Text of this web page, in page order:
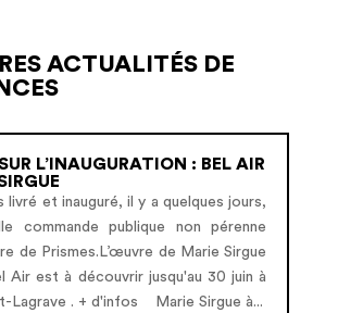
ACTUALITÉS DE
L’INAUGURATION : BEL AIR
livré et inauguré, il y a quelques jours,
commande publique non pérenne
de Prismes.L’œuvre de Marie Sirgue
Air est à découvrir jusqu'au 30 juin à
Lagrave . + d'infos Marie Sirgue à...